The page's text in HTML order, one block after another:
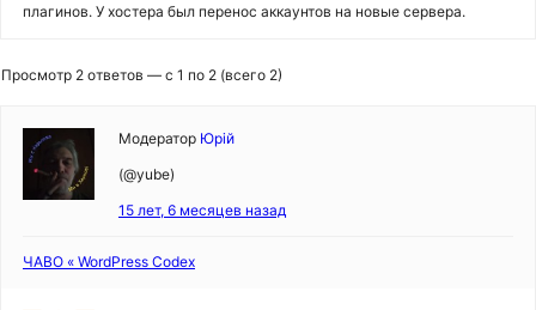
плагинов. У хостера был перенос аккаунтов на новые сервера.
Просмотр 2 ответов — с 1 по 2 (всего 2)
Модератор Юрій
(@yube)
15 лет, 6 месяцев назад
ЧАВО « WordPress Codex